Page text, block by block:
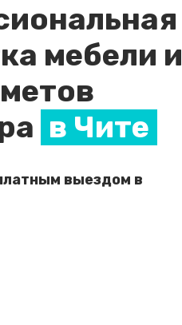
мебели и
в Чите
выездом в